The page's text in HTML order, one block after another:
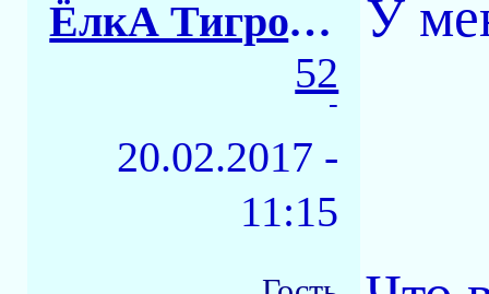
ЁлкА ТигровАЯ
52
-
20.02.2017 -
11:15
У